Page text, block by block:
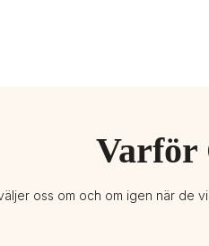
Varför
oss om och om igen när de